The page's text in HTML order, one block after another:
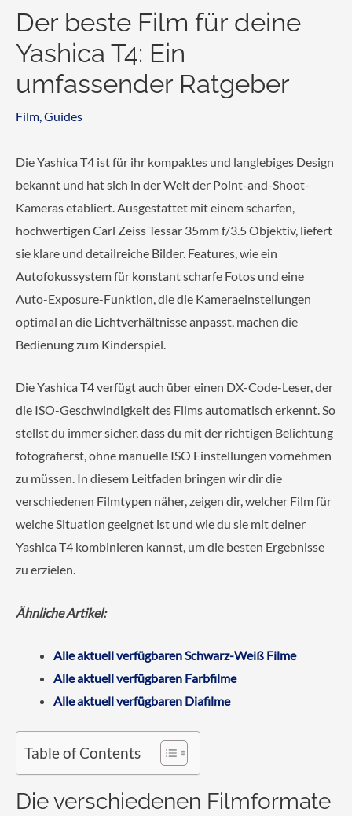
Der beste Film für deine
Yashica T4: Ein
umfassender Ratgeber
Film Guides
Die Yashica T4 ist für ihr kompaktes und langlebiges Design
bekannt und hat sich in der Welt der Point-and-Shoot-
Kameras etabliert. Ausgestattet mit einem scharfen,
hochwertigen Carl Zeiss Tessar 35mm f/3.5 Objektiv, liefert
sie klare und detailreiche Bilder. Features, wie ein
Autofokussystem für konstant scharfe Fotos und eine
Auto-Exposure-Funktion, die die Kameraeinstellungen
optimal an die Lichtverhältnisse anpasst, machen die
Bedienung zum Kinderspiel.
Die Yashica T4 verfügt auch über einen DX-Code-Leser, der
die ISO-Geschwindigkeit des Films automatisch erkennt. So
stellst du immer sicher, dass du mit der richtigen Belichtung
fotografierst, ohne manuelle ISO Einstellungen vornehmen
zu müssen. In diesem Leitfaden bringen wir dir die
verschiedenen Filmtypen näher, zeigen dir, welcher Film für
welche Situation geeignet ist und wie du sie mit deiner
Yashica T4 kombinieren kannst, um die besten Ergebnisse
zu erzielen.
Ähnliche Artikel:
Alle aktuell verfügbaren Schwarz-Weiß Filme
Alle aktuell verfügbaren Farbfilme
Alle aktuell verfügbaren Diafilme
Table of Contents
Die verschiedenen Filmformate